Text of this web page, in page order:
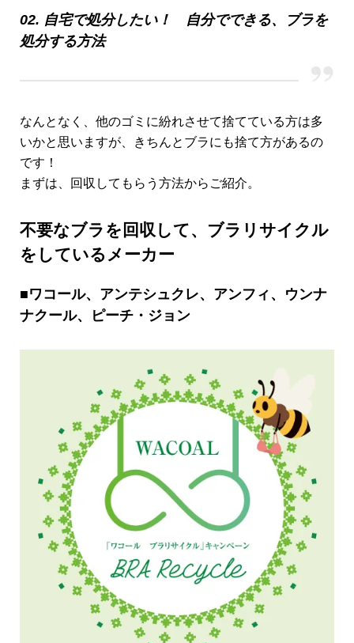
02. 自宅で処分したい！ 自分でできる、ブラを
処分する方法
なんとなく、他のゴミに紛れさせて捨てている方は多
いかと思いますが、きちんとブラにも捨て方があるの
です！
まずは、回収してもらう方法からご紹介。
不要なブラを回収して、ブラリサイクル
をしているメーカー
■ワコール、アンテシュクレ、アンフィ、ウンナ
ナクール、ピーチ・ジョン